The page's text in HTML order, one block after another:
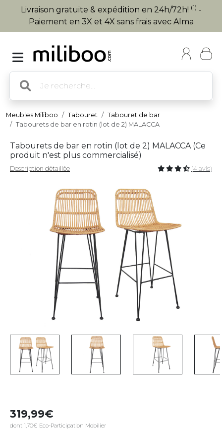
Livraison gratuite & expédition en 24h/72h! (1) -
Paiement en 3X et 4X sans frais avec Alma
Meubles Miliboo Tabouret
Tabouret de bar
Tabourets de bar en rotin (lot de 2) MALACCA
Tabourets de bar en rotin (lot de 2) MALACCA (Ce
produit n'est plus commercialisé)
Description détaillée (4 avis)
319,99
dont 1,70€ Eco-Participation Mobilier